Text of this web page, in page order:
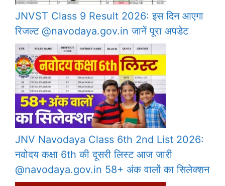
JNVST Class 9 Result 2026: इस दिन आएगा
रिजल्ट @navodaya.gov.in जानें पूरा अपडेट
JNV Navodaya Class 6th 2nd List 2026:
नवोदय कक्षा 6th की दूसरी लिस्ट आज जारी
@navodaya.gov.in 58+ अंक वालों का सिलेक्शन